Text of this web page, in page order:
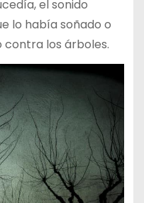
el sonido
lo había soñado o
contra los árboles.